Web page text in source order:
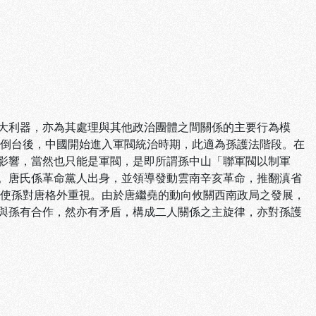
器，亦為其處理與其他政治團體之間關係的主要行為模
台後，中國開始進入軍閥統治時期，此適為孫護法階段。在
，當然也只能是軍閥，是即所謂孫中山「聯軍閥以制軍
氏係革命黨人出身，並領導發動雲南辛亥革命，推翻滇省
對唐格外重視。由於唐繼堯的動向攸關西南政局之發展，
有合作，然亦有矛盾，構成二人關係之主旋律，亦對孫護